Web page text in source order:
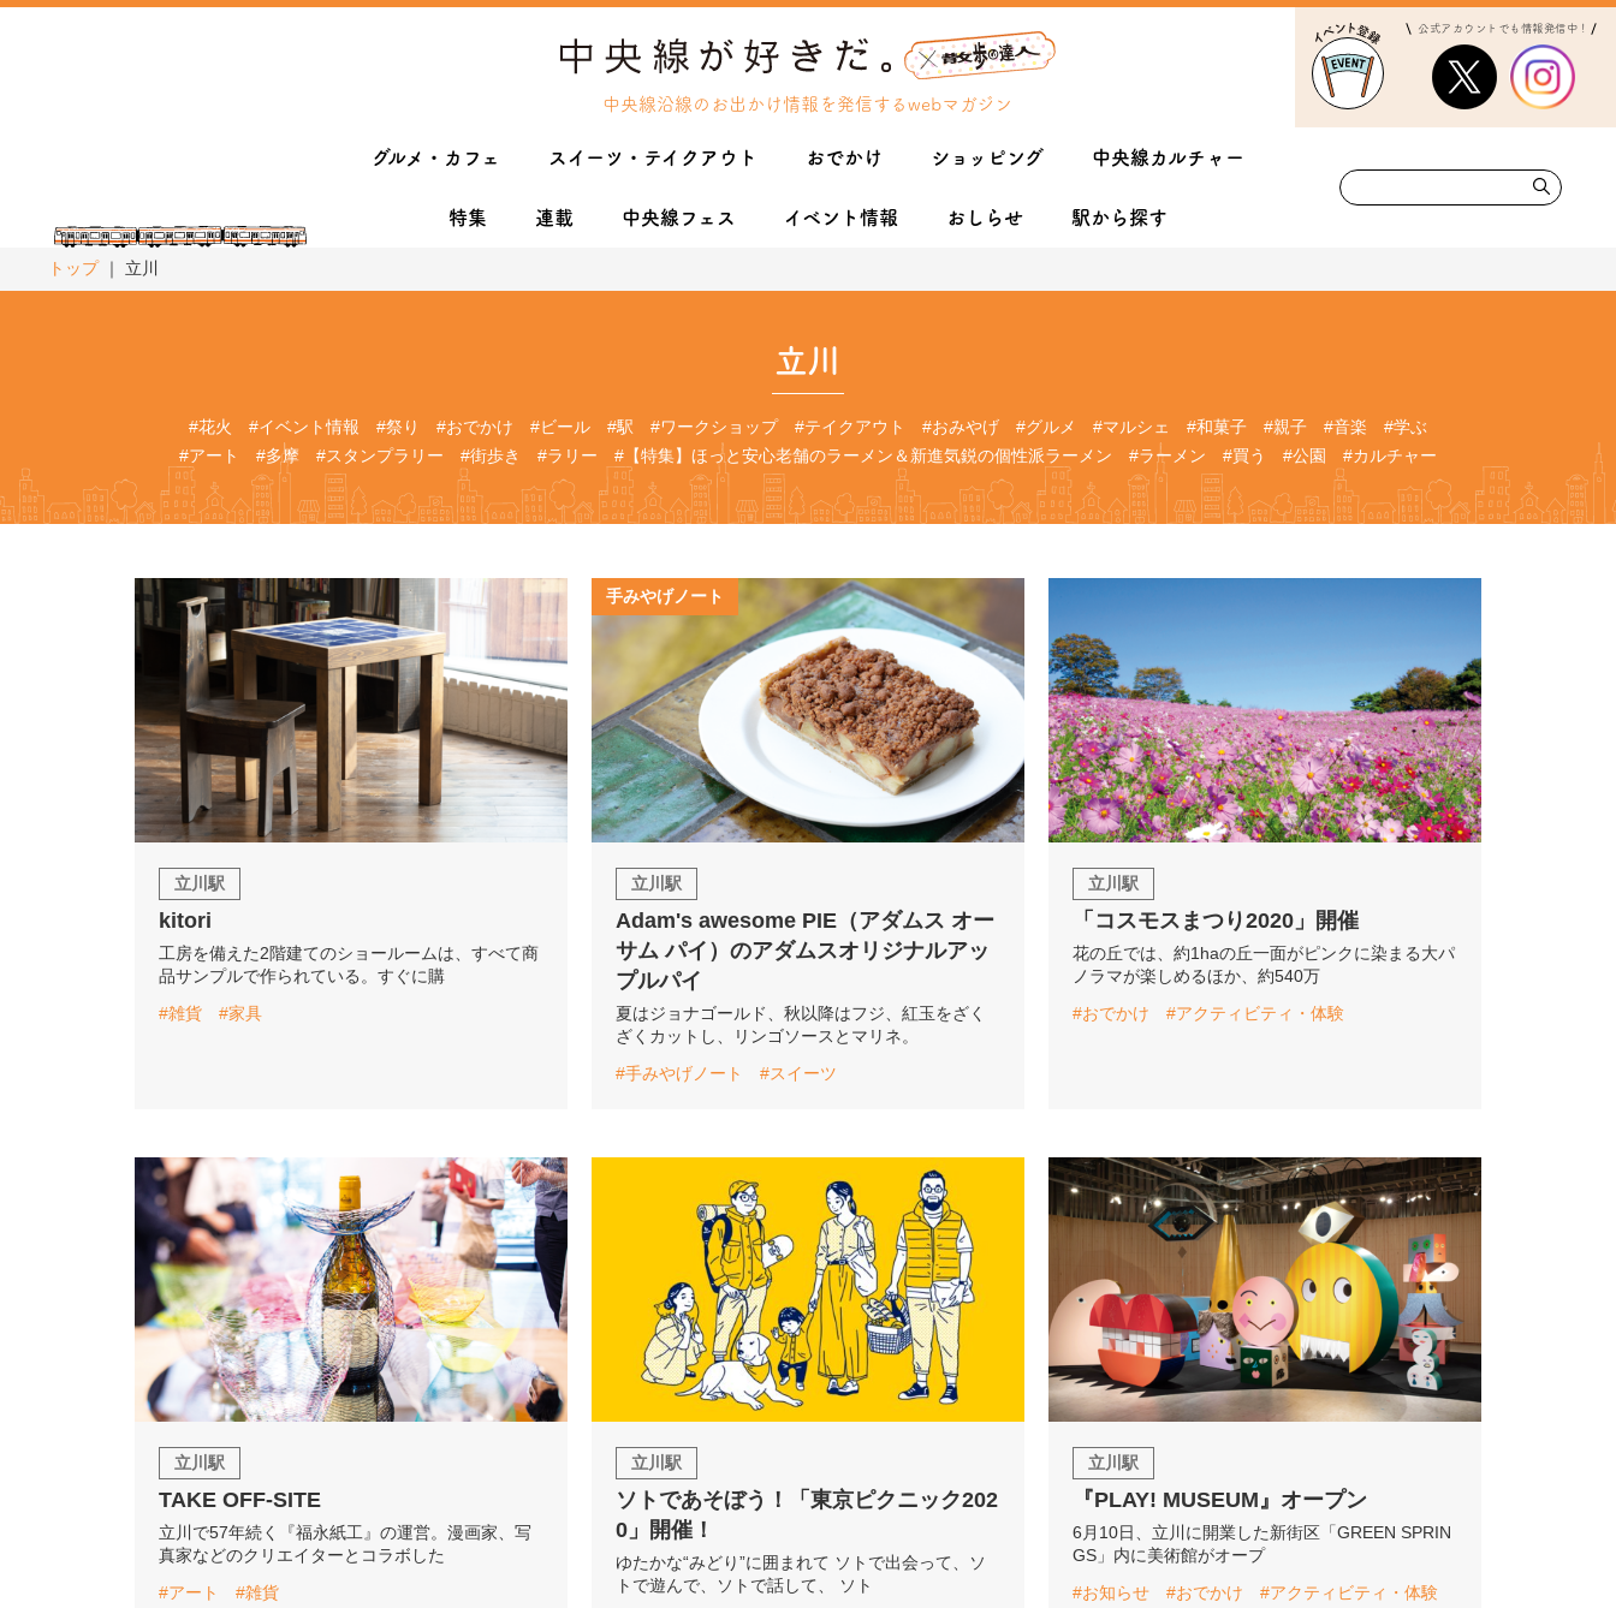
中央線沿線のお出かけ情報を発信するwebマガジン
公式アカウントでも情報発信中！
グルメ・カフェ スイーツ・テイクアウト おでかけ ショッピング 中央線カルチャー
特集 連載 中央線フェス イベント情報 おしらせ 駅から探す
トップ 立川
立川
#花火 #イベント情報 #祭り #おでかけ #ビール #駅 #ワークショップ #テイクアウト #おみやげ #グルメ #マルシェ #和菓子 #親子 #音楽
#学ぶ
#アート
#多摩 #スタンプラリー #街歩き #ラリー #【特集】ほっと安心老舗のラーメン＆新進気鋭の個性派ラーメン #ラーメン #買う #公園 #カルチャー
立川駅
kitori
工房を備えた2階建てのショールームは、すべて商
品サンプルで作られている。すぐに購
#雑貨
#家具
手みやげノート
立川駅
Adam's awesome PIE（アダムス オー
サム パイ）のアダムスオリジナルアッ
プルパイ
夏はジョナゴールド、秋以降はフジ、紅玉をざく
ざくカットし、リンゴソースとマリネ。
#手みやげノート
#スイーツ
立川駅
「コスモスまつり2020」開催
花の丘では、約1haの丘一面がピンクに染まる大パ
ノラマが楽しめるほか、約540万
#おでかけ
#アクティビティ・体験
立川駅
TAKE OFF-SITE
立川で57年続く『福永紙工』の運営。漫画家、写
真家などのクリエイターとコラボした
#アート
#雑貨
立川駅
ソトであそぼう！「東京ピクニック202
0」開催！
ゆたかな“みどり”に囲まれて ソトで出会って、ソ
トで遊んで、ソトで話して、 ソト
立川駅
『PLAY! MUSEUM』オープン
6月10日、立川に開業した新街区「GREEN SPRIN
GS」内に美術館がオープ
#お知らせ
#おでかけ #アクティビティ・体験